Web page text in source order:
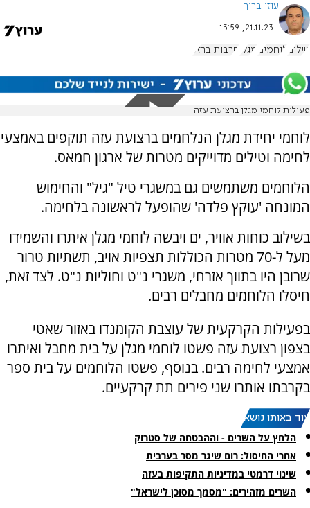
עוזי ברוך
21.11.23, 13:59
טילים לוחמים מגלן חרבות ברזל
פעילות לוחמי מגלן ברצועת עזה
לוחמי יחידת מגלן הנלחמים ברצועת עזה תוקפים באמצעי
לחימה וטילים מדוייקים מטרות של ארגון חמאס.
הלוחמים משתמשים גם במשגרי טיל "גיל" והחימוש
המונחה 'עוקץ פלדה' שהופעל לראשונה בלחימה.
בשילוב כוחות אוויר, ים ויבשה לוחמי מגלן איתרו והשמידו
מעל ל-70 מטרות הכוללות תצפיות אויב, תשתיות טרור
שרובן היו בתווך אזרחי, משגרי נ"ט וחוליות נ"ט. לצד זאת,
חיסלו הלוחמים מחבלים רבים.
בפעילות הקרקעית של עוצבת הקומנדו באזור שאטי
בצפון רצועת עזה פשטו לוחמי מגלן על בית מחבל ואיתרו
אמצעי לחימה רבים. בנוסף, פשטו הלוחמים על בית ספר
בקרבתו אותרו שני פירים תת קרקעיים.
עוד באותו נושא:
הלחץ על השרים - וההבטחה של סטרוק
‏אחרי החיסול: רום שיגר מסר בערבית
שינוי דרמטי במדיניות התקיפות בעזה
השרים מזהירים: "מסמך מסוכן לישראל"